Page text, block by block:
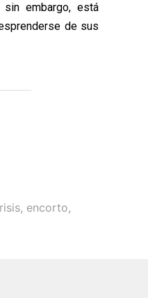
embargo, está
de sus
, encorto,